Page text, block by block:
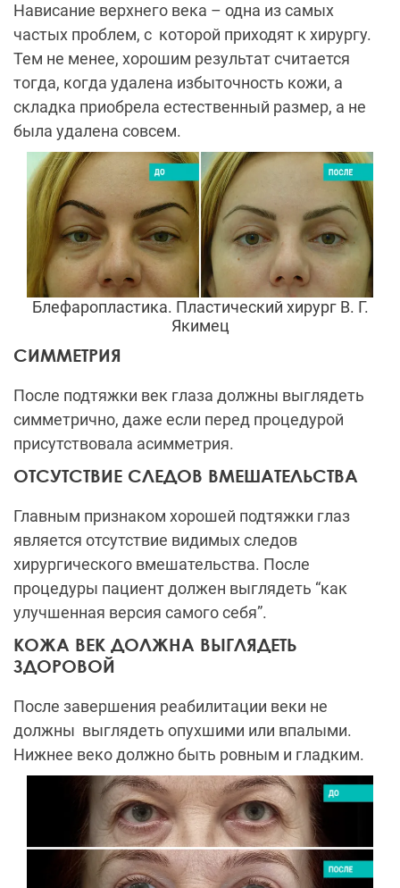
Нависание верхнего века – одна из самых
частых проблем, с которой приходят к хирургу.
Тем не менее, хорошим результат считается
тогда, когда удалена избыточность кожи, а
складка приобрела естественный размер, а не
была удалена совсем.
Блефаропластика. Пластический хирург В. Г.
Якимец
СИММЕТРИЯ
После подтяжки век глаза должны выглядеть
симметрично, даже если перед процедурой
присутствовала асимметрия.
ОТСУТСТВИЕ СЛЕДОВ ВМЕШАТЕЛЬСТВА
Главным признаком хорошей подтяжки глаз
является отсутствие видимых следов
хирургического вмешательства. После
процедуры пациент должен выглядеть “как
улучшенная версия самого себя”.
КОЖА ВЕК ДОЛЖНА ВЫГЛЯДЕТЬ
ЗДОРОВОЙ
После завершения реабилитации веки не
должны выглядеть опухшими или впалыми.
Нижнее веко должно быть ровным и гладким.